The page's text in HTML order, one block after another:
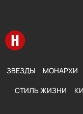
Перейти на главную
ЗВЕЗДЫ МОНАРХИ
СТИЛЬ ЖИЗНИ